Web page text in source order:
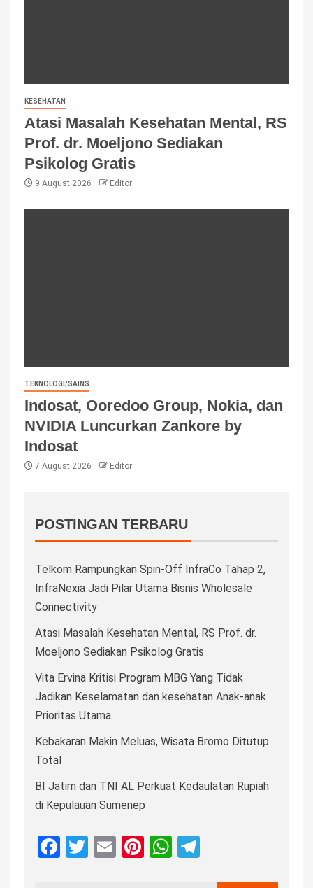
KESEHATAN
Atasi Masalah Kesehatan Mental, RS
Prof. dr. Moeljono Sediakan
Psikolog Gratis
9 August 2026 Editor
TEKNOLOGI/SAINS
Indosat, Ooredoo Group, Nokia, dan
NVIDIA Luncurkan Zankore by
Indosat
7 August 2026 Editor
POSTINGAN TERBARU
Telkom Rampungkan Spin-Off InfraCo Tahap 2,
InfraNexia Jadi Pilar Utama Bisnis Wholesale
Connectivity
Atasi Masalah Kesehatan Mental, RS Prof. dr.
Moeljono Sediakan Psikolog Gratis
Vita Ervina Kritisi Program MBG Yang Tidak
Jadikan Keselamatan dan kesehatan Anak-anak
Prioritas Utama
Kebakaran Makin Meluas, Wisata Bromo Ditutup
Total
BI Jatim dan TNI AL Perkuat Kedaulatan Rupiah
di Kepulauan Sumenep
Facebook
Twitter
EmailPinterest
WhatsApp